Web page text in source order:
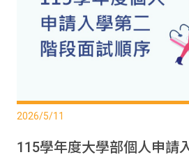
2026/5/11
115學年度大學部個人申請